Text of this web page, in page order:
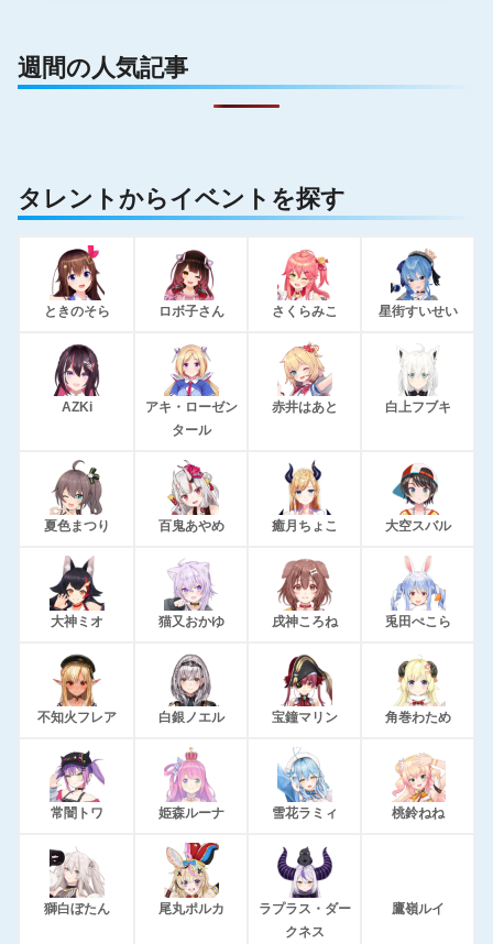
週間の人気記事
タレントからイベントを探す
ときのそら ロボ子さん さくらみこ 星街すいせい
AZKi
アキ・ローゼン
タール
赤井はあと 白上フブキ
夏色まつり 百鬼あやめ 癒月ちょこ 大空スバル
大神ミオ 猫又おかゆ 戌神ころね 兎田ぺこら
不知火フレア 白銀ノエル 宝鐘マリン 角巻わため
常闇トワ 姫森ルーナ 雪花ラミィ 桃鈴ねね
獅白ぼたん 尾丸ポルカ
ラプラス・ダー
クネス
鷹嶺ルイ